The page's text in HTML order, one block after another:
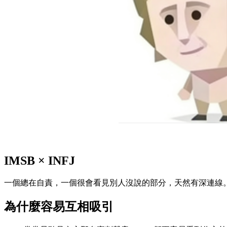
IMSB × INFJ
一個總在自責，一個很會看見別人沒說的部分，天然有深連線
為什麼容易互相吸引